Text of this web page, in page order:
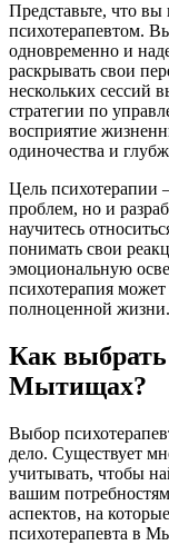
Представьте, что
психотерапевтом.
одновременно и
раскрывать свои
нескольких сессий
стратегии по
восприятие
одиночества и
Цель
проблем, но и
научитесь
понимать свои
эмоциональную
психотерапия
полноценной жизни.
Как выбрать
Мытищах?
Выбор
дело. Существует
учитывать, чтобы
вашим
аспектов, на
психотерапевта в